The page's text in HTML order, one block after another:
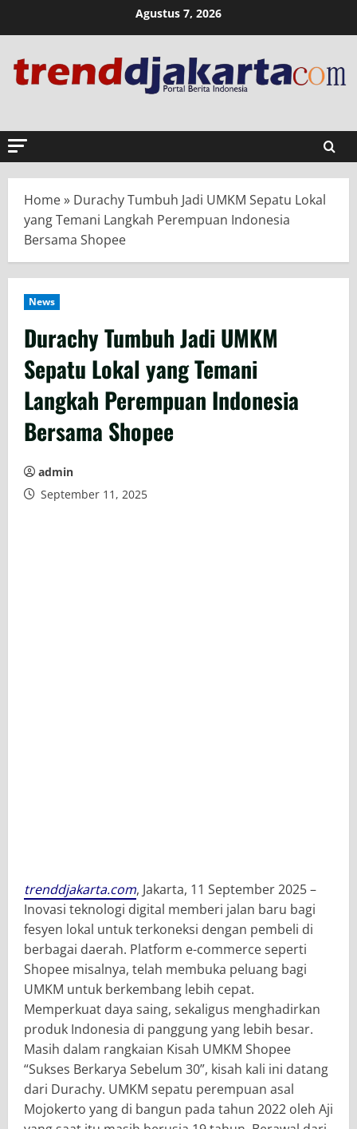
Agustus 7, 2026
Home» Durachy Tumbuh Jadi UMKM Sepatu Lokal
yang Temani Langkah Perempuan Indonesia
Bersama Shopee
News
Durachy Tumbuh Jadi UMKM
Sepatu Lokal yang Temani
Langkah Perempuan Indonesia
Bersama Shopee
admin
September 11, 2025
trenddjakarta.com, Jakarta, 11 September 2025 –
Inovasi teknologi digital memberi jalan baru bagi
fesyen lokal untuk terkoneksi dengan pembeli di
berbagai daerah. Platform e-commerce seperti
Shopee misalnya, telah membuka peluang bagi
UMKM untuk berkembang lebih cepat.
Memperkuat daya saing, sekaligus menghadirkan
produk Indonesia di panggung yang lebih besar.
Masih dalam rangkaian Kisah UMKM Shopee
“Sukses Berkarya Sebelum 30”, kisah kali ini datang
dari Durachy. UMKM sepatu perempuan asal
Mojokerto yang di bangun pada tahun 2022 oleh Aji